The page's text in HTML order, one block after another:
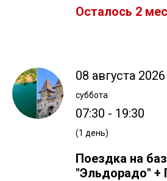
Осталось 2
08 августа 2026
суббота
07:30 - 19:30
(1 день)
Поездка на
"Эльдорадо" +